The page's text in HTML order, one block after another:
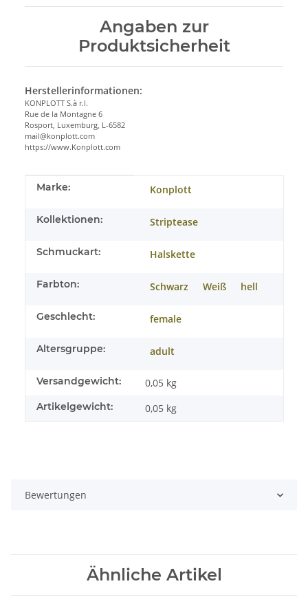
Angaben zur
Produktsicherheit
Herstellerinformationen:
KONPLOTT S.à r.l.
Rue de la Montagne 6
Rosport, Luxemburg, L-6582
mail@konplott.com
https://www.Konplott.com
Produkteigenschaft
Wert
Marke: Konplott
Kollektionen: Striptease
Schmuckart: Halskette
Farbton: Schwarz Weiß hell
Geschlecht: female
Altersgruppe: adult
Versandgewicht: 0,05 kg
Artikelgewicht: 0,05 kg
Bewertungen
Ähnliche Artikel